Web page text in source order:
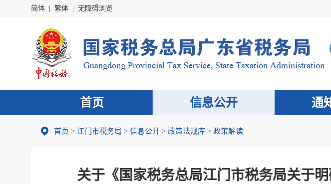
简体 繁体 无障碍浏览
首页 信息公开 通
首页 > 江门市税务局 > 信息公开 > 政策法规库 > 政策解读
关于《国家税务总局江门市税务局关于